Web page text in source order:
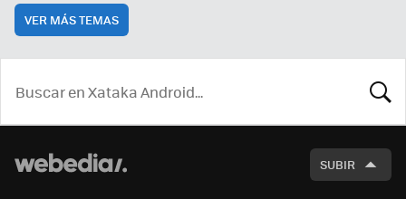
VER MÁS TEMAS
SUBIR